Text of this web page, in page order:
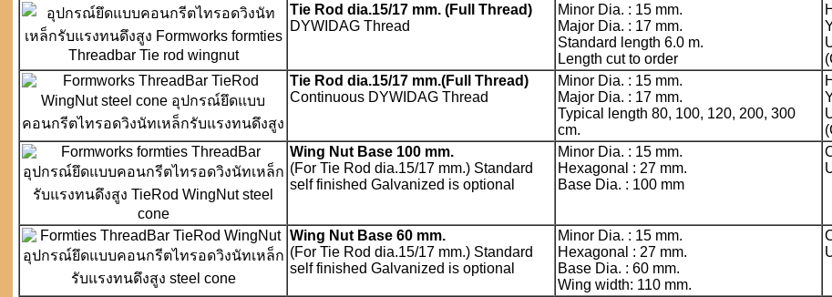
Tie Rod dia.15/17 mm. (Full Thread)
DYWIDAG Thread
Minor Dia. : 15 mm.
Major Dia. : 17 mm.
Standard length 6.0 m.
Length cut to order
Tie Rod dia.15/17 mm.(Full Thread)
Continuous DYWIDAG Thread
Minor Dia. : 15 mm.
Major Dia. : 17 mm.
Typical length 80, 100, 120, 200, 300
cm.
Wing Nut Base 100 mm.
(For Tie Rod dia.15/17 mm.) Standard
self finished Galvanized is optional
Minor Dia. : 15 mm.
Hexagonal : 27 mm.
Base Dia. : 100 mm
Wing Nut Base 60 mm.
(For Tie Rod dia.15/17 mm.) Standard
self finished Galvanized is optional
Minor Dia. : 15 mm.
Hexagonal : 27 mm.
Base Dia. : 60 mm.
Wing width: 110 mm.